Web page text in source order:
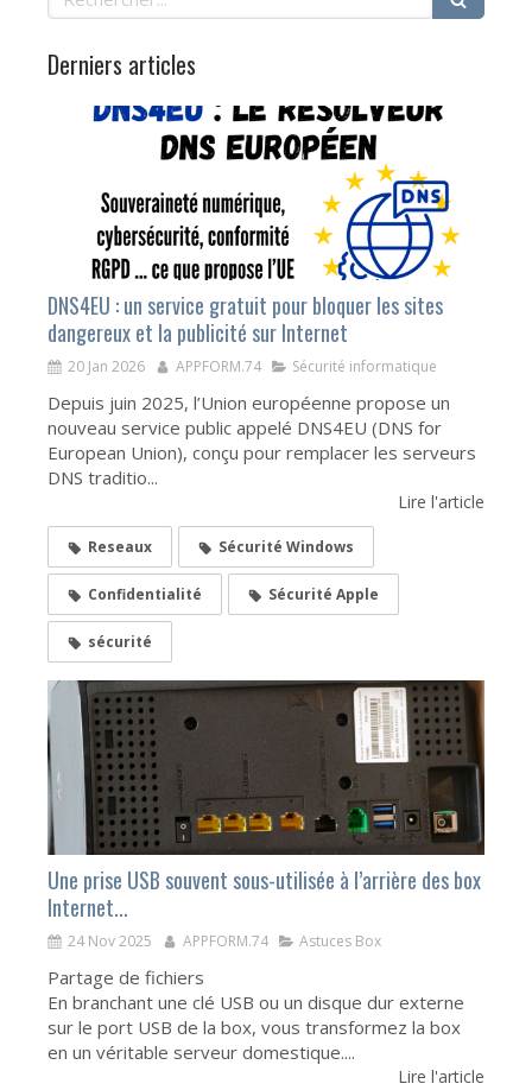
Derniers articles
DNS4EU : un service gratuit pour bloquer les sites
dangereux et la publicité sur Internet
20 Jan 2026 APPFORM.74 Sécurité informatique
Depuis juin 2025, l’Union européenne propose un
nouveau service public appelé DNS4EU (DNS for
European Union), conçu pour remplacer les serveurs
DNS traditio...
Lire l'article
Reseaux Sécurité Windows
Confidentialité Sécurité Apple
sécurité
Une prise USB souvent sous-utilisée à l’arrière des box
Internet...
24 Nov 2025 APPFORM.74 Astuces Box
Partage de fichiers
En branchant une clé USB ou un disque dur externe
sur le port USB de la box, vous transformez la box
en un véritable serveur domestique....
Lire l'article